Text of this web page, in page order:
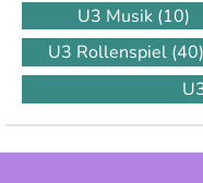
U3 Musik (10)
U3 Rollenspiel (40)